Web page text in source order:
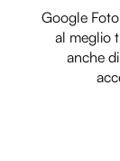
Google
al meglio
anche